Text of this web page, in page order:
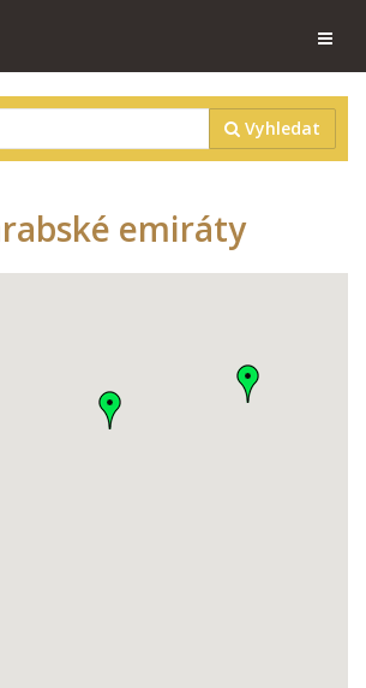
Vyhledat
emiráty